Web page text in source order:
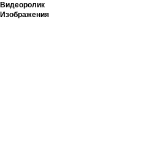
Видеоролик
Изображения